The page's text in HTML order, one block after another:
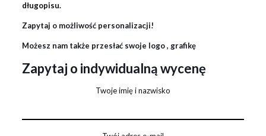
długopisu.
Zapytaj o możliwość personalizacji!
Możesz nam także przesłać swoje logo , grafikę
Zapytaj o indywidualną wycenę
Twoje imię i nazwisko